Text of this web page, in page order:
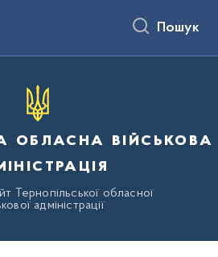
Пошук
обласна військова
Тернопільської обласної
адміністрації